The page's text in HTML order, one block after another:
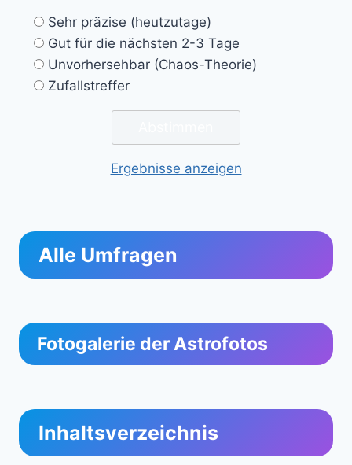
Sehr präzise (heutzutage)
Gut für die nächsten 2-3 Tage
Unvorhersehbar (Chaos-Theorie)
Zufallstreffer
Ergebnisse anzeigen
Alle Umfragen
Fotogalerie der Astrofotos
Inhaltsverzeichnis